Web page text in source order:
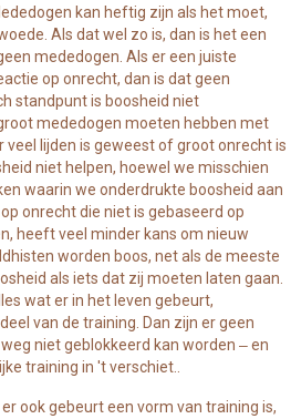
kan heftig zijn als het moet,
Als dat wel zo is, dan is het een
mededogen. Als er een juiste
op onrecht, dan is dat geen
standpunt is boosheid niet
mededogen moeten hebben met
lijden is geweest of groot onrecht is
niet helpen, hoewel we misschien
waarin we onderdrukte boosheid aan
onrecht die niet is gebaseerd op
heeft veel minder kans om nieuw
worden boos, net als de meeste
als iets dat zij moeten laten gaan.
wat er in het leven gebeurt,
van de training. Dan zijn er geen
niet geblokkeerd kan worden ‒ en
training in 't verschiet..
ook gebeurt een vorm van training is,